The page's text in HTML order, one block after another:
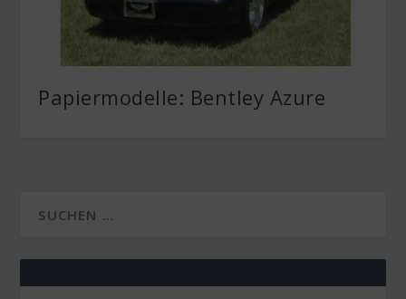
Papiermodelle: Bentley Azure